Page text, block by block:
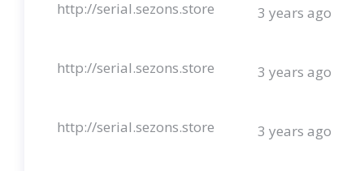
http://serial.sezons.store
3 years ago
http://serial.sezons.store 3 years ago
http://serial.sezons.store 3 years ago